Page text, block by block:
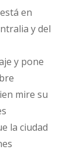
en
y del
y pone
mire su
la ciudad